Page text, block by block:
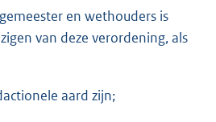
en wethouders is
van deze verordening, als
aard zijn;